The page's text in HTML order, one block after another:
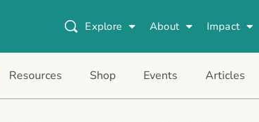
Explore About Impact
Resources Shop Events Articles